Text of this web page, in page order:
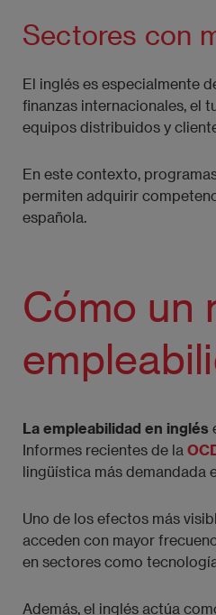
Sectores con
El inglés es especialmente
finanzas internacionales, el
equipos distribuidos y
En este contexto,
permiten adquirir
española.
Cómo un
La empleabilidad en inglés
Informes recientes de la
lingüística más demandada
Uno de los efectos más
acceden con mayor
en sectores como
Además, el inglés actúa